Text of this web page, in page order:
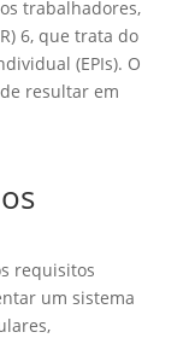
trabalhadores,
6, que trata do
(EPIs). O
resultar em
requisitos
um sistema